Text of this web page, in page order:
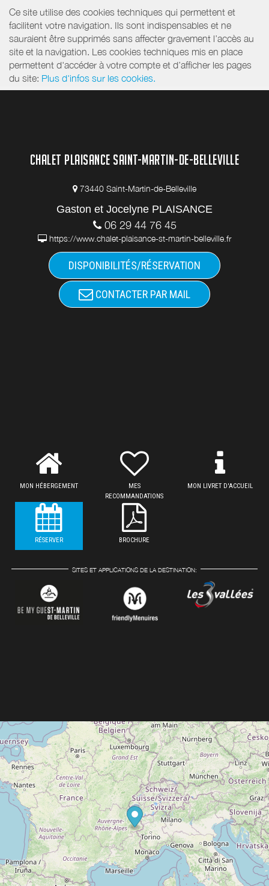
Ce site utilise des cookies techniques qui permettent et
facilitent votre navigation. Ils sont indispensables et ne
sauraient être supprimés sans affecter gravement l’accès au
site et la navigation. Les cookies techniques mis en place
permettent d'accéder à votre compte et d’afficher les pages
du site: Plus d'infos sur les cookies.
CHALET PLAISANCE SAINT-MARTIN-DE-BELLEVILLE
73440 Saint-Martin-de-Belleville
Gaston et Jocelyne PLAISANCE
06 29 44 76 45
https://www.chalet-plaisance-st-martin-belleville.fr
DISPONIBILITÉS/RÉSERVATION
CONTACTER PAR MAIL
MON HÉBERGEMENT
MES
RECOMMANDATIONS
MON LIVRET D'ACCUEIL
RÉSERVER BROCHURE
SITES ET APPLICATIONS DE LA DESTINATION: